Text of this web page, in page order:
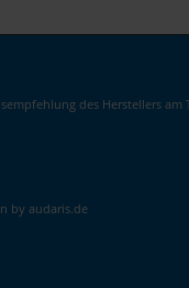
des Herstellers am
by audaris.de